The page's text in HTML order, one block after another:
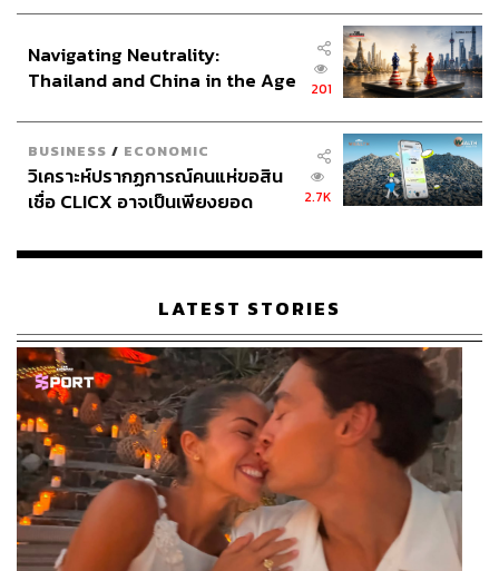
Navigating Neutrality:
Thailand and China in the Age
201
BUSINESS / ECONOMIC
วิเคราะห์ปรากฏการณ์คนแห่ขอสิน
เชื่อ CLICX อาจเป็นเพียงยอด
เรือนไทยที่ถูกซุกไว้
2.7K
LATEST STORIES